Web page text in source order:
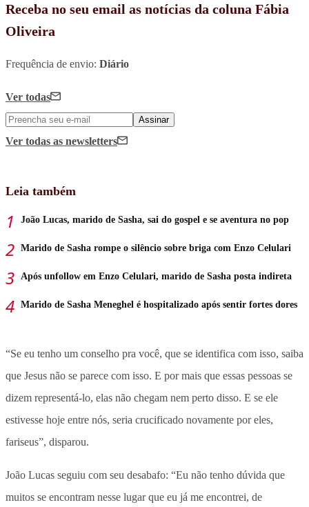
Receba no seu email as notícias da coluna Fábia
Oliveira
Frequência de envio: Diário
Ver todas
Assinar
Ver todas as newsletters
Leia também
João Lucas, marido de Sasha, sai do gospel e se aventura no pop
Marido de Sasha rompe o silêncio sobre briga com Enzo Celulari
Após unfollow em Enzo Celulari, marido de Sasha posta indireta
Marido de Sasha Meneghel é hospitalizado após sentir fortes dores
“Se eu tenho um conselho pra você, que se identifica com isso, saiba
que Jesus não se parece com isso. E por mais que essas pessoas se
dizem representá-lo, elas não chegam nem perto disso. E se ele
estivesse hoje entre nós, seria crucificado novamente por eles,
fariseus”, disparou.
João Lucas seguiu com seu desabafo: “Eu não tenho dúvida que
muitos se encontram nesse lugar que eu já me encontrei, de